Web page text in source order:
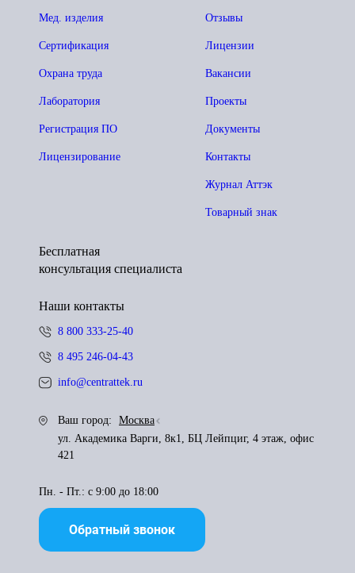
Отзывы
Лицензии
Вакансии
Проекты
Документы
Контакты
Журнал Аттэк
Товарный знак
Мед. изделия
Сертификация
Охрана труда
Лаборатория
Регистрация ПО
Лицензирование
Бесплатная
консультация специалиста
Наши контакты
8 800 333-25-40
8 495 246-04-43
info@centrattek.ru
Ваш город:
Москва
ул. Академика Варги, 8к1, БЦ Лейпциг, 4 этаж, офис
421
Пн. - Пт.: с 9:00 до 18:00
Обратный звонок